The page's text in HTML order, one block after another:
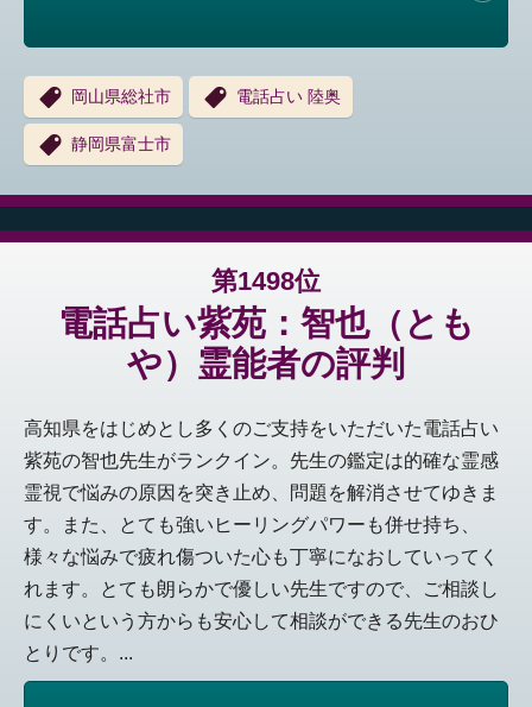
岡山県総社市 電話占い 陸奥
静岡県富士市
第1498位
電話占い紫苑：智也（とも
や）霊能者の評判
高知県をはじめとし多くのご支持をいただいた電話占い
紫苑の智也先生がランクイン。先生の鑑定は的確な霊感
霊視で悩みの原因を突き止め、問題を解消させてゆきま
す。また、とても強いヒーリングパワーも併せ持ち、
様々な悩みで疲れ傷ついた心も丁寧になおしていってく
れます。とても朗らかで優しい先生ですので、ご相談し
にくいという方からも安心して相談ができる先生のおひ
とりです。...